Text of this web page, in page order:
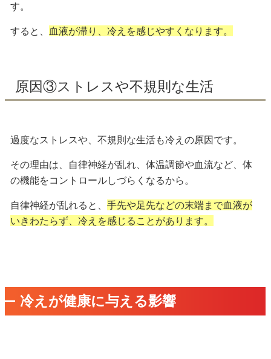
す。
すると、 血液が滞り、冷えを感じやすくなります。
原因③ストレスや不規則な生活
過度なストレスや、不規則な生活も冷えの原因 です。
その理由は、自律神経が乱れ、体温調節や血流など、体
の機能をコントロールしづらくなるから。
自律神経が乱れると、 手先や足先などの末端まで血液が
いきわたらず、冷えを感じることがあります。
冷えが健康に与える影響